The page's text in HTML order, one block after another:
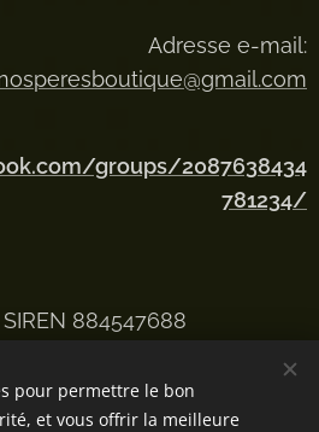
Adresse e-mail:
groups/2087638434
781234/
884547688
Webnode Cookies
pour permettre le bon
et vous offrir la meilleure